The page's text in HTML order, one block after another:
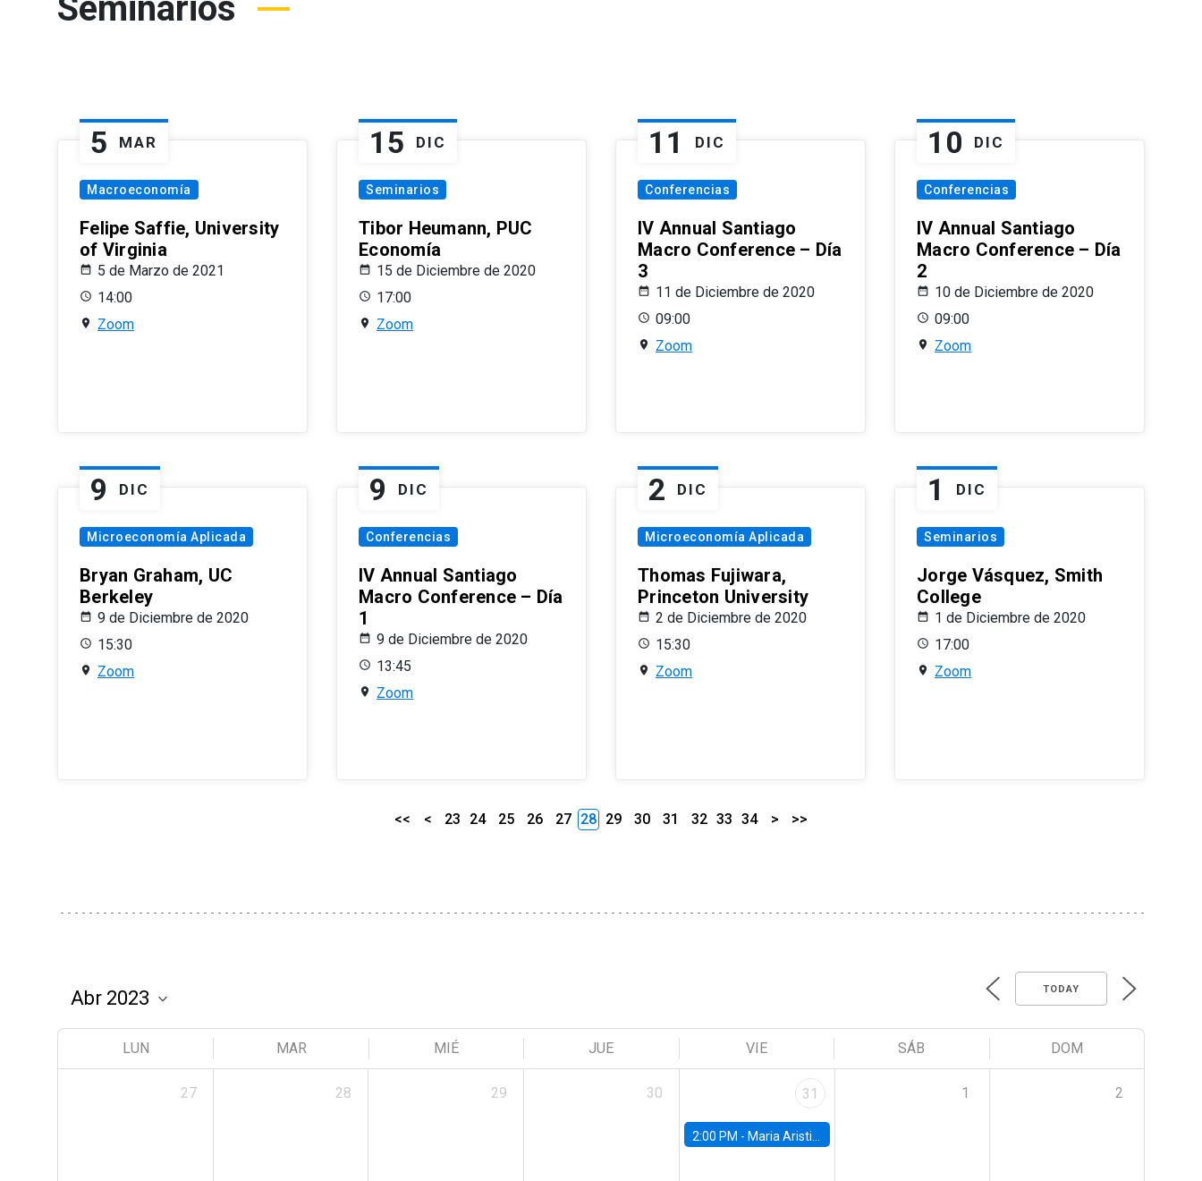
Seminarios
5 MAR
Macroeconomía
Felipe Saffie, University
of Virginia
5 de Marzo de 2021
14:00
Zoom
15 DIC
Seminarios
Tibor Heumann, PUC
Economía
15 de Diciembre de 2020
17:00
Zoom
11 DIC
Conferencias
IV Annual Santiago
Macro Conference – Día
3
11 de Diciembre de 2020
09:00
Zoom
10 DIC
Conferencias
IV Annual Santiago
Macro Conference – Día
2
10 de Diciembre de 2020
09:00
Zoom
9 DIC
Microeconomía Aplicada
Bryan Graham, UC
Berkeley
9 de Diciembre de 2020
15:30
Zoom
9 DIC
Conferencias
IV Annual Santiago
Macro Conference – Día
1
9 de Diciembre de 2020
13:45
Zoom
2 DIC
Microeconomía Aplicada
Thomas Fujiwara,
Princeton University
2 de Diciembre de 2020
15:30
Zoom
1 DIC
Seminarios
Jorge Vásquez, Smith
College
1 de Diciembre de 2020
17:00
Zoom
<< < 23 24 25 26 27 28 29 30 31 32 33 34 > >>
TODAY
LUN MAR MIÉ JUE VIE SÁB DOM
27 28 29 30 31
2:00 PM - Maria Aristizabal-Ramirez, FED Board
1 2